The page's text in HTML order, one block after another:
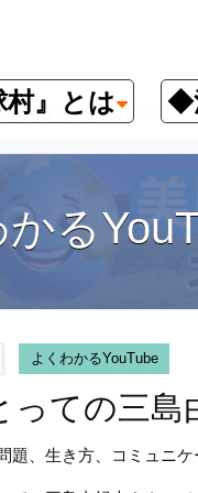
』とは ◆
よくわかるYouTube
る
よくわかるYouTube
っての三島
題、生き方、コミュニ